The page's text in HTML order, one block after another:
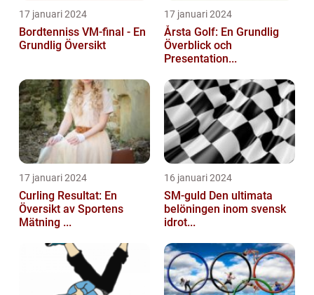
17 januari 2024
Bordtenniss VM-final - En
Grundlig Översikt
17 januari 2024
Årsta Golf: En Grundlig
Överblick och
Presentation...
17 januari 2024
Curling Resultat: En
Översikt av Sportens
Mätning ...
16 januari 2024
SM-guld Den ultimata
belöningen inom svensk
idrot...